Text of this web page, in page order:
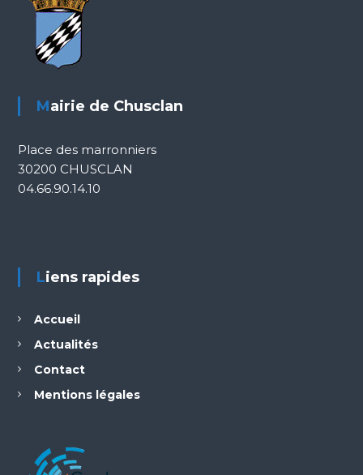
Mairie de Chusclan
Place des marronniers
30200 CHUSCLAN
04.66.90.14.10
Liens rapides
Accueil
Actualités
Contact
Mentions légales